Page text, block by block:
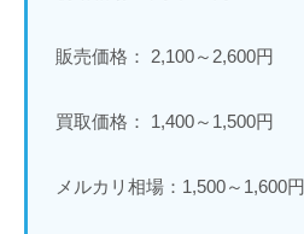
販売価格： 2,100～2,600円
買取価格： 1,400～1,500円
メルカリ相場：1,500～1,600円